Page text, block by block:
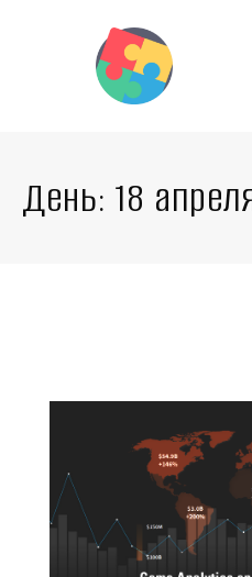
День: 18